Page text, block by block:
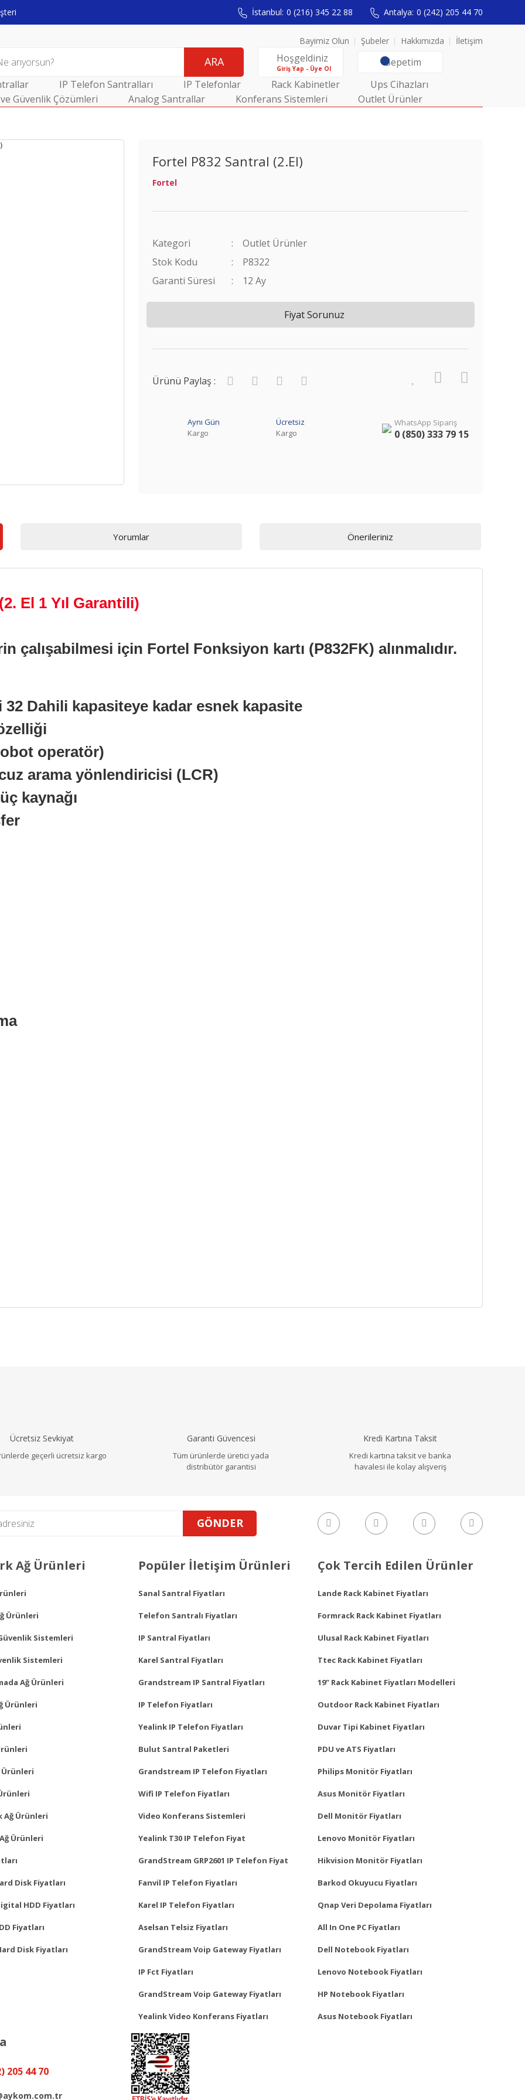
İstanbul: 0 (216) 345 22 88 Antalya: 0 (242) 205 44 70
Bayimiz Olun Şubeler Hakkımızda İletişim
ARA Hoşgeldiniz
Giriş Yap - Üye Ol Sepetim
IP Telefon Santralları IP Telefonlar Rack Kabinetler
Ups Cihazları
Güvenlik Çözümleri
Analog Santrallar Konferans Sistemleri Outlet Ürünler
Fortel P832 Santral (2.El)
Fortel
Kategori
Outlet Ürünler
Stok Kodu
P8322
Garanti Süresi
12 Ay
Fiyat Sorunuz
Ürünü Paylaş :
Aynı Gün
Kargo
Ücretsiz
Kargo
WhatsApp Sipariş
0 (850) 333 79 15
Yorumlar Önerileriniz
(2. El 1 Yıl Garantili)
çalışabilmesi için Fortel Fonksiyon kartı (P832FK) alınmalıdır.
Dahili kapasiteye kadar esnek kapasite
operatör)
arama yönlendiricisi (LCR)
kaynağı
Ücretsiz Sevkiyat
geçerli ücretsiz kargo
Garanti Güvencesi
Tüm ürünlerde üretici yada
distribütör garantisi
Kredi Kartına Taksit
Kredi kartına taksit ve banka
havalesi ile kolay alışveriş
GÖNDER
Ağ Ürünleri
Ürünleri
Sistemleri
Sistemleri
Ağ Ürünleri
Ürünleri
Ürünleri
Ağ Ürünleri
Ürünleri
Disk Fiyatları
HDD Fiyatları
Fiyatları
Disk Fiyatları
Popüler İletişim Ürünleri
Sanal Santral Fiyatları
Telefon Santralı Fiyatları
IP Santral Fiyatları
Karel Santral Fiyatları
Grandstream IP Santral Fiyatları
IP Telefon Fiyatları
Yealink IP Telefon Fiyatları
Bulut Santral Paketleri
Grandstream IP Telefon Fiyatları
Wifi IP Telefon Fiyatları
Video Konferans Sistemleri
Yealink T30 IP Telefon Fiyat
GrandStream GRP2601 IP Telefon Fiyat
Fanvil IP Telefon Fiyatları
Karel IP Telefon Fiyatları
Aselsan Telsiz Fiyatları
GrandStream Voip Gateway Fiyatları
IP Fct Fiyatları
GrandStream Voip Gateway Fiyatları
Yealink Video Konferans Fiyatları
Çok Tercih Edilen Ürünler
Lande Rack Kabinet Fiyatları
Formrack Rack Kabinet Fiyatları
Ulusal Rack Kabinet Fiyatları
Ttec Rack Kabinet Fiyatları
19" Rack Kabinet Fiyatları Modelleri
Outdoor Rack Kabinet Fiyatları
Duvar Tipi Kabinet Fiyatları
PDU ve ATS Fiyatları
Philips Monitör Fiyatları
Asus Monitör Fiyatları
Dell Monitör Fiyatları
Lenovo Monitör Fiyatları
Hikvision Monitör Fiyatları
Barkod Okuyucu Fiyatları
Qnap Veri Depolama Fiyatları
All In One PC Fiyatları
Dell Notebook Fiyatları
Lenovo Notebook Fiyatları
HP Notebook Fiyatları
Asus Notebook Fiyatları
205 44 70